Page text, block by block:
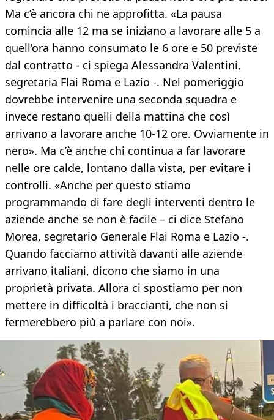
Ma c’è ancora chi ne approfitta. «La pausa
comincia alle 12 ma se iniziano a lavorare alle 5 a
quell’ora hanno consumato le 6 ore e 50 previste
dal contratto - ci spiega Alessandra Valentini,
segretaria Flai Roma e Lazio -. Nel pomeriggio
dovrebbe intervenire una seconda squadra e
invece restano quelli della mattina che così
arrivano a lavorare anche 10-12 ore. Ovviamente in
nero». Ma c’è anche chi continua a far lavorare
nelle ore calde, lontano dalla vista, per evitare i
controlli. «Anche per questo stiamo
programmando di fare degli interventi dentro le
aziende anche se non è facile – ci dice Stefano
Morea, segretario Generale Flai Roma e Lazio -.
Quando facciamo attività davanti alle aziende
arrivano italiani, dicono che siamo in una
proprietà privata. Allora ci spostiamo per non
mettere in difficoltà i braccianti, che non si
fermerebbero più a parlare con noi».